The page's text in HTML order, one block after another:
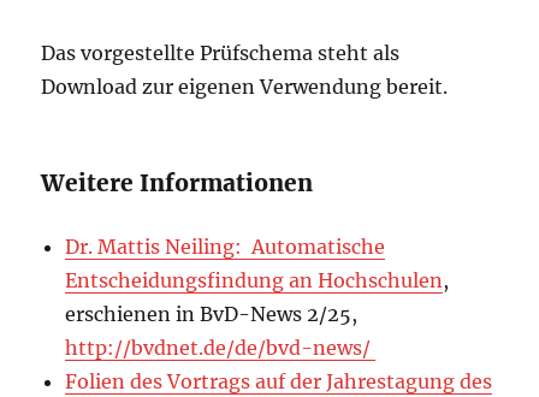
Das vorgestellte Prüfschema steht als
Download zur eigenen Verwendung bereit.
Weitere Informationen
Dr. Mattis Neiling: Automatische
Entscheidungsfindung an Hochschulen,
erschienen in BvD-News 2/25,
http://bvdnet.de/de/bvd-news/
Folien des Vortrags auf der Jahrestagung des